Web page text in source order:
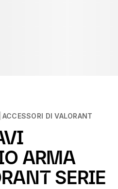
ACCESSORI DI VALORANT
ARMA
SERIE